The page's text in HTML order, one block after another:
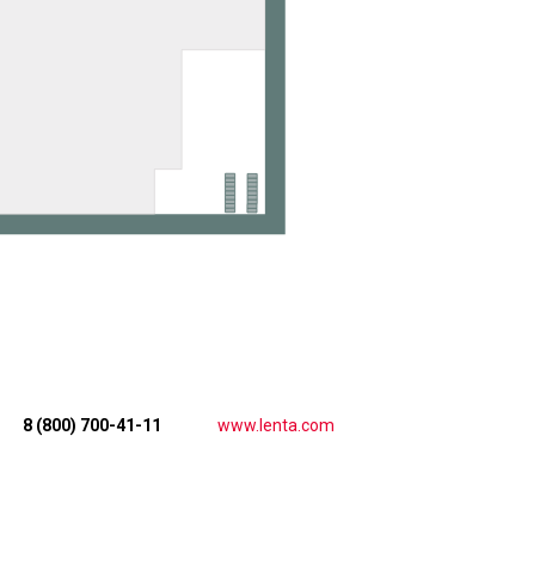
8 (800) 700-41-11 www.lenta.com